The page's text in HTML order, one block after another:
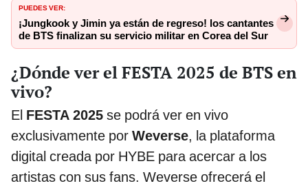
PUEDES VER:
¡Jungkook y Jimin ya están de regreso! los cantantes
de BTS finalizan su servicio militar en Corea del Sur
¿Dónde ver el FESTA 2025 de BTS en
vivo?
El FESTA 2025 se podrá ver en vivo
exclusivamente por Weverse, la plataforma
digital creada por HYBE para acercar a los
artistas con sus fans. Weverse ofrecerá el